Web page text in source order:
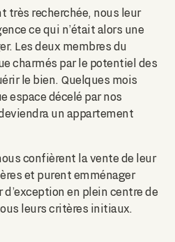
très recherchée, nous leur
ce qui n’était alors une
Les deux membres du
charmés par le potentiel des
le bien. Quelques mois
espace décelé par nos
un appartement
confièrent la vente de leur
et purent emménager
en plein centre de
leurs critères initiaux.